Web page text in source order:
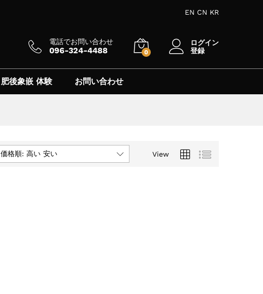
EN CN KR
電話でお問い合わせ
096-324-4488 0
ログイン
登録
肥後象嵌 体験 お問い合わせ
View
価格順: 高い 安い